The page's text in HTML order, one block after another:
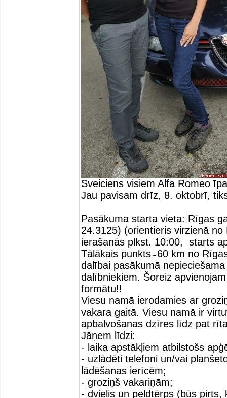
Sveiciens visiem Alfa Romeo
Jau pavisam drīz, 8. oktobrī,
Pasākuma starta vieta: Rīgas
24.3125) (orientieris virzienā
ierašanās plkst. 10:00, starts
Tālākais punkts ̴ 60 km no
dalībai pasākumā
dalībniekiem. Šoreiz
formātu!!
Viesu namā ierodamies ar
vakara gaitā. Viesu namā ir
apbalvošanas dzīres līdz pat
Jāņem līdzi:
- laika apstākļiem atbilstošs
- uzlādēti telefoni un/vai
lādēšanas ierīcēm;
- groziņš vakariņām;
- dvielis un peldtērps (būs pirts,